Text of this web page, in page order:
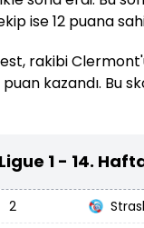
ise 12 puana
rakibi
kazandı. Bu
1 - 14.
2